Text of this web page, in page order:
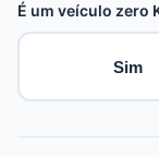
É um veículo zero
Sim